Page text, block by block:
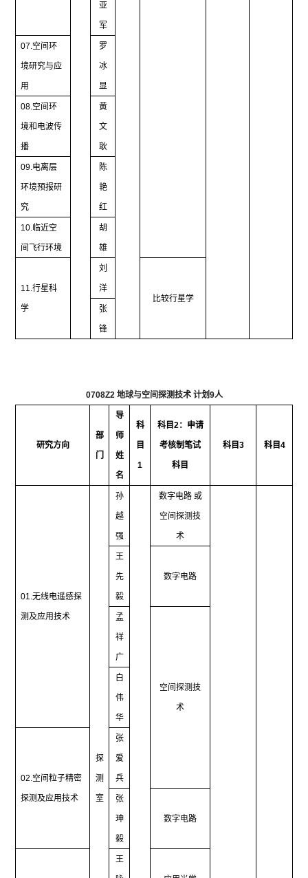
亚
军
07.空间环
境研究与应
用
罗
冰
显
08.空间环
境和电波传
播
黄
文
耿
09.电离层
环境预报研
究
陈
艳
红
10.临近空
间飞行环境
胡
雄
11.行星科
学
刘
洋
比较行星学
张
锋
0708Z2 地球与空间探测技术 计划9人
研究方向
部
门
导
师
姓
名
科
目
1
科目2：申请
考核制笔试
科目
科目3 科目4
01.无线电遥感探
测及应用技术
探
测
室
孙
越
强
数字电路 或
空间探测技
术
王
先
毅
数字电路
孟
祥
广
空间探测技
术
白
伟
华
02.空间粒子精密
探测及应用技术
张
爱
兵
张
珅
毅
数字电路
王